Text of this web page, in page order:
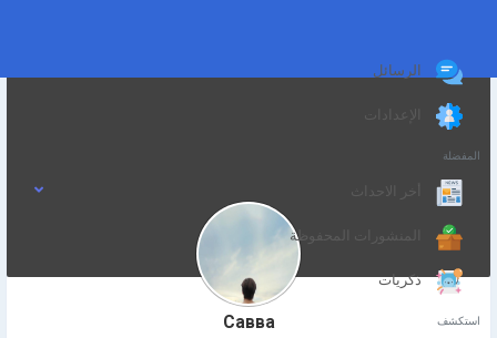
الرسائل
الإعدادات
المفضلة
أخر الاحداث
المنشورات المحفوظة
ذكريات
استكشف Савва